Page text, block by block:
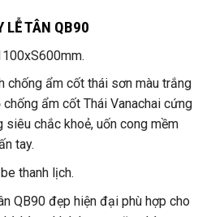
LỄ TÂN QB90
chống ẩm cốt thái sơn màu trắng
ẩm cốt Thái Vanachai cứng
siêu chắc khoẻ, uốn cong mềm
tay.
thanh lịch.
QB90 đẹp hiện đại phù hợp cho